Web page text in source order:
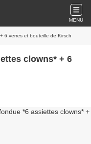
MENU
6 verres et bouteille de Kirsch
clowns* + 6